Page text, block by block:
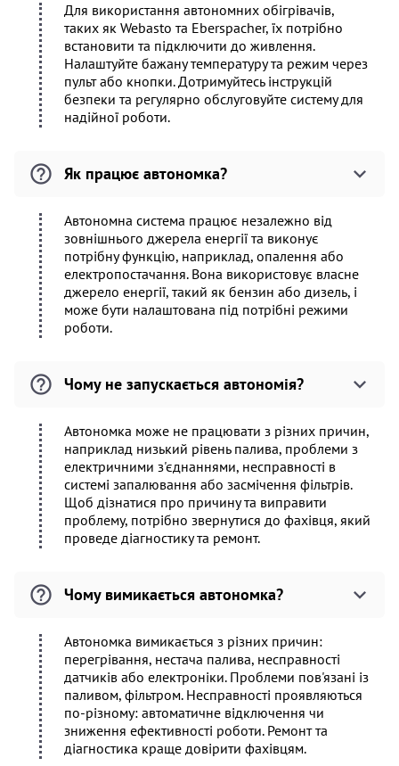
Для використання автономних обігрівачів,
таких як Webasto та Eberspacher, їх потрібно
встановити та підключити до живлення.
Налаштуйте бажану температуру та режим через
пульт або кнопки. Дотримуйтесь інструкцій
безпеки та регулярно обслуговуйте систему для
надійної роботи.
Як працює автономка?
Автономна система працює незалежно від
зовнішнього джерела енергії та виконує
потрібну функцію, наприклад, опалення або
електропостачання. Вона використовує власне
джерело енергії, такий як бензин або дизель, і
може бути налаштована під потрібні режими
роботи.
Чому не запускається автономія?
Автономка може не працювати з різних причин,
наприклад низький рівень палива, проблеми з
електричними з'єднаннями, несправності в
системі запалювання або засмічення фільтрів.
Щоб дізнатися про причину та виправити
проблему, потрібно звернутися до фахівця, який
проведе діагностику та ремонт.
Чому вимикається автономка?
Автономка вимикається з різних причин:
перегрівання, нестача палива, несправності
датчиків або електроніки. Проблеми пов'язані із
паливом, фільтром. Несправності проявляються
по-різному: автоматичне відключення чи
зниження ефективності роботи. Ремонт та
діагностика краще довірити фахівцям.